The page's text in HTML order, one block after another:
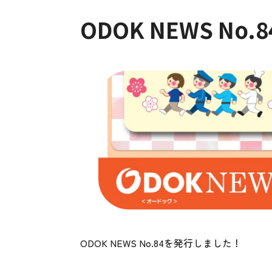
ODOK NEWS
ODOK NEWS No.84を発行しました！